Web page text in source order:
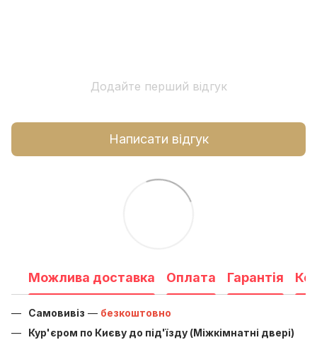
Додайте перший відгук
Написати відгук
Можлива доставка Оплата Гарантія
Самовивіз — безкоштовно
Кур'єром по Києву до під'їзду (Міжкімнатні двері)